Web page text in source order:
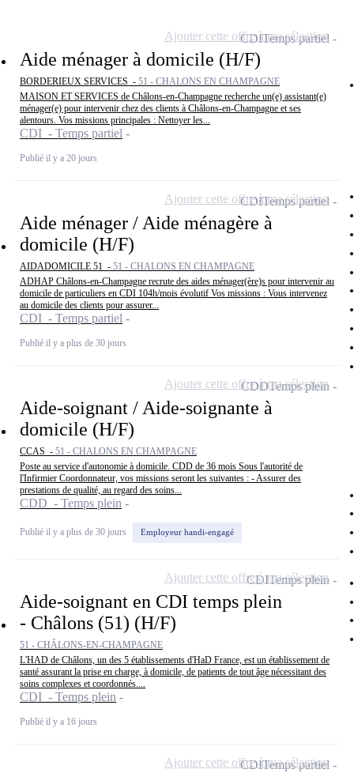
Aide ménager à domicile (H/F)
BORDERIEUX SERVICES - 51 - CHALONS EN CHAMPAGNE
MAISON ET SERVICES de Châlons-en-Champagne recherche un(e) assistant(e)
ménager(e) pour intervenir chez des clients à Châlons-en-Champagne et ses
alentours. Vos missions principales : Nettoyer les...
CDI - Temps partiel
Publié il y a 20 jours
CDITemps partiel
Ajouter cette offre à ma sélection
Aide ménager / Aide ménagère à
domicile (H/F)
AIDADOMICILE 51 - 51 - CHALONS EN CHAMPAGNE
ADHAP Châlons-en-Champagne recrute des aides ménager(ère)s pour intervenir au
domicile de particuliers en CDI 104h/mois évolutif Vos missions : Vous intervenez
au domicile des clients pour assurer...
CDI - Temps partiel
Publié il y a plus de 30 jours
CDITemps partiel
Ajouter cette offre à ma sélection
Aide-soignant / Aide-soignante à
domicile (H/F)
CCAS - 51 - CHALONS EN CHAMPAGNE
Poste au service d'autonomie à domicile. CDD de 36 mois Sous l'autorité de
l'Infirmier Coordonnateur, vos missions seront les suivantes : - Assurer des
prestations de qualité, au regard des soins...
CDD - Temps plein
Publié il y a plus de 30 jours Employeur handi-engagé
CDDTemps plein
Ajouter cette offre à ma sélection
Aide-soignant en CDI temps plein
- Châlons (51) (H/F)
51 - CHÂLONS-EN-CHAMPAGNE
L'HAD de Châlons, un des 5 établissements d'HaD France, est un établissement de
santé assurant la prise en charge, à domicile, de patients de tout âge nécessitant des
soins complexes et coordonnés....
CDI - Temps plein
Publié il y a 16 jours
CDITemps plein
Ajouter cette offre à ma sélection
CDITemps partiel
Ajouter cette offre à ma sélection